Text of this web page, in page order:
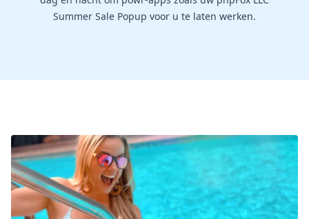
Summer Sale Popup voor u te laten werken.